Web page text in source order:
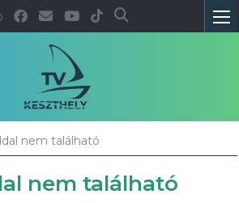
nem található
nem található